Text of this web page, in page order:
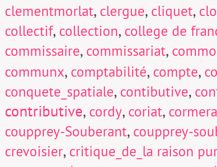
clementmorlat, clergue, cliquet,
collectif, collection, college de
commissaire, commissariat,
communx, comptabilité, compte,
conquete_spatiale, contibutive,
contributive, cordy, coriat,
coupprey-Souberant, coupprey-
crevoisier, critique_de_la raison